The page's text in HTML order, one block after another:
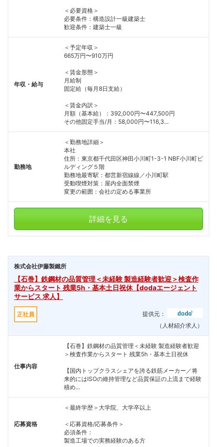
＜必要資格＞
必要条件：構造設計一級建築士
歓迎条件：建築士一級
年収・給与
＜予定年収＞
665万円〜910万円
＜賃金形態＞
月給制
固定給（毎月8日支給）
＜賃金内訳＞
月額（基本給）：392,000円〜447,500円
その他固定手当/月：58,000円〜116,3...
勤務地
＜勤務地詳細＞
本社
住所：東京都千代田区神田小川町1-3-1 NBF小川町ビ
ルディング５階
勤務地最寄駅：都営新宿線線／小川町駅
受動喫煙対策：屋内全面禁煙
変更の範囲：会社の定める事業所
詳細を見る
株式会社伊藤製鐵所
【石巻】鉄鋼材の品質管理＜未経験 製造経験者歓迎＞検査作
業からスタート 残業5h・基本土日祝休【dodaエージェント
サービス 求人】
正社員
提供元：
（人材紹介求人）
仕事内容
【石巻】鉄鋼材の品質管理＜未経験 製造経験者歓迎
＞検査作業からスタート 残業5h・基本土日祝休
【国内トップクラスシェアを誇る鉄筋メーカー／将
来的にはISOの維持管理など品質保証の上流まで経験
積め...
応募資格
＜最終学歴＞大学院、大学卒以上
＜応募資格/応募条件＞
必須条件：
製造工場での実務経験のある方